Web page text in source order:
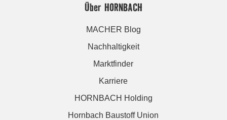
Über HORNBACH
MACHER Blog
Nachhaltigkeit
Marktfinder
Karriere
HORNBACH Holding
Hornbach Baustoff Union